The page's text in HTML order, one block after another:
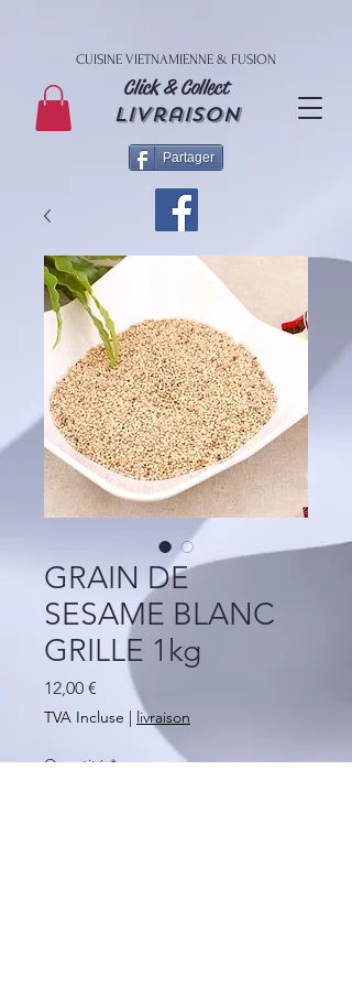
CUISINE VIETNAMIENNE & FUSION
Click & Collect
livraison
Partager
GRAIN DE
SESAME BLANC
GRILLE 1kg
12,00 €
TVA Incluse | livraison
Quantité *